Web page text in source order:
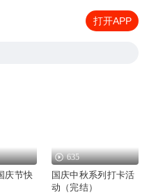
打开APP
庆节快
635
国庆中秋系列打卡活
动（完结）